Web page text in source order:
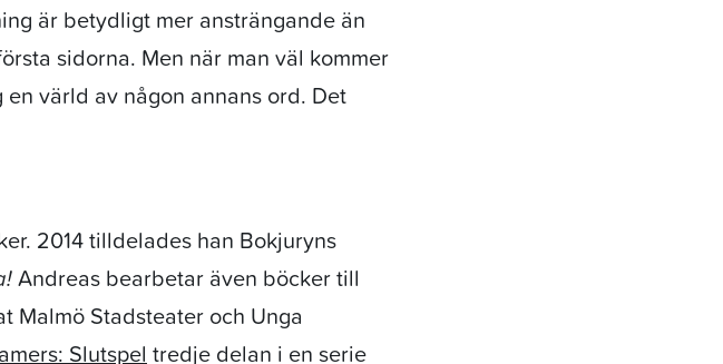
är betydligt mer ansträngande än
sidorna. Men när man väl kommer
värld av någon annans ord. Det
2014 tilldelades han Bokjuryns
Andreas bearbetar även böcker till
Malmö Stadsteater och Unga
Slutspeltredje delan i en serie